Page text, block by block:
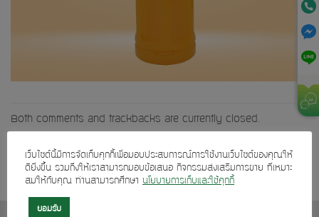
Both comments and trackbacks are currently closed.
Previous
เว็บไซต์นี้มีการจัดเก็บคุกกี้เพื่อมอบประสบการณ์การใช้งานเว็บไซต์ของคุณให้
ดียิ่งขึ้น รวมถึงให้เราสามารถมอบข้อเสนอ กิจกรรมส่งเสริมการขาย ที่เหมาะ
สมให้กับคุณ ท่านสามารถศึกษา นโยบายการเก็บและใช้คุกกี้
ยอมรับ